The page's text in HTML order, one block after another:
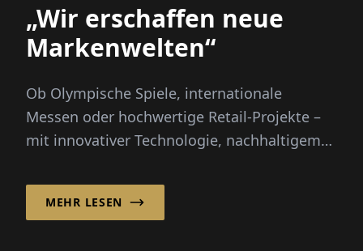
„Wir erschaffen neue
Markenwelten“
Ob Olympische Spiele, internationale
Messen oder hochwertige Retail-Projekte –
mit innovativer Technologie, nachhaltigem
MEHR LESEN